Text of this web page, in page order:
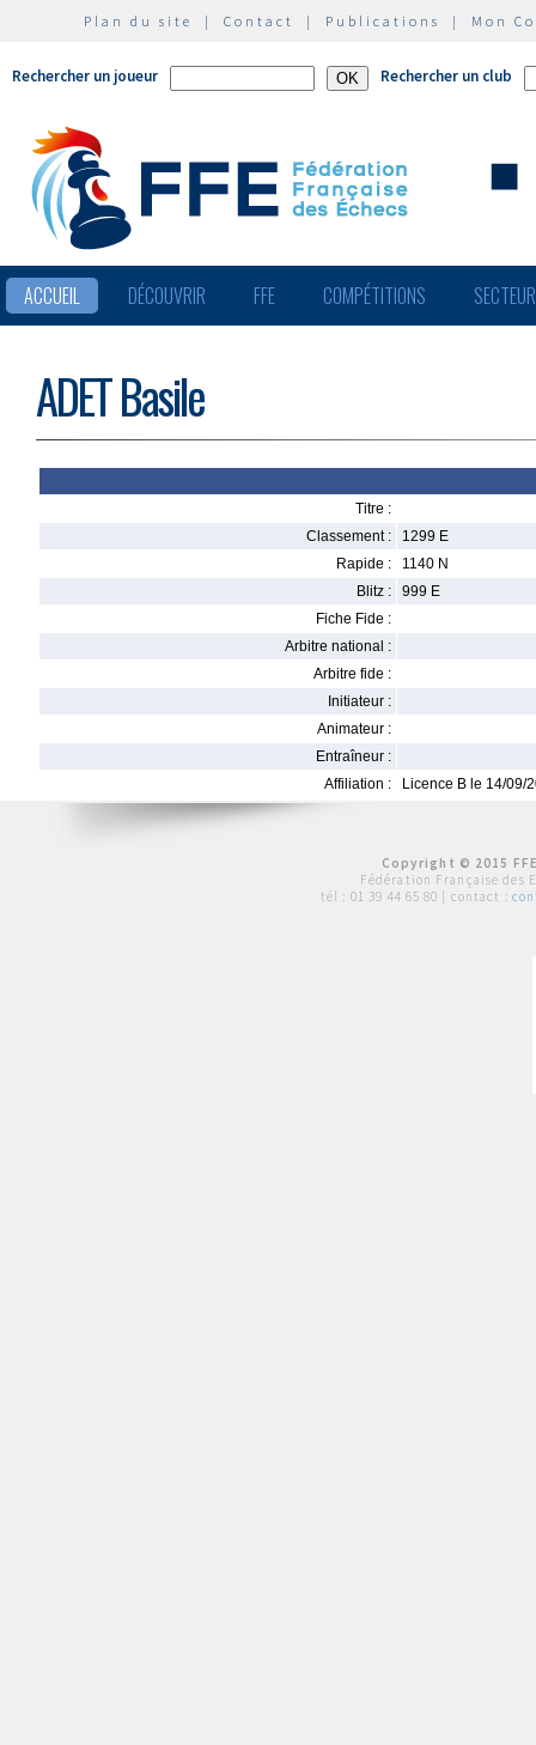
Plan du site | Contact | Publications | Mon
Rechercher un joueur Rechercher un club
ACCUEIL DÉCOUVRIR FFE COMPÉTITIONS
ADET Basile
Titre :
Classement :
1299 E
Rapide :
1140 N
Blitz :
999 E
Fiche Fide :
Arbitre national :
Arbitre fide :
Initiateur :
Animateur :
Entraîneur :
Affiliation :
Licence B le 14/09/
Copyright © 2015
Fédération Française des
tél : 01 39 44 65 80 | contact :